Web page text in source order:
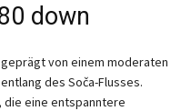
down
von einem moderaten
des Soča-Flusses.
die eine entspanntere